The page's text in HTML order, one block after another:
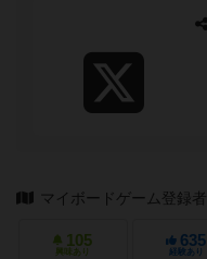
マイボードゲーム登録者
105
興味あり
635
経験あり